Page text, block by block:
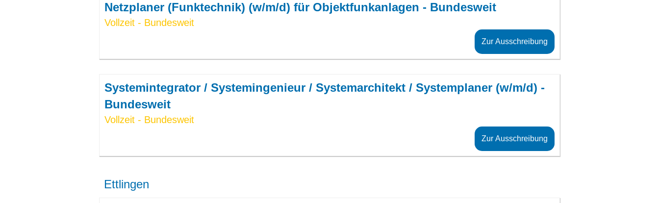
Netzplaner (Funktechnik) (w/m/d) für Objektfunkanlagen - Bundesweit
Vollzeit - Bundesweit
Zur Ausschreibung
Systemintegrator / Systemingenieur / Systemarchitekt / Systemplaner (w/m/d) -
Bundesweit
Vollzeit - Bundesweit
Zur Ausschreibung
Ettlingen